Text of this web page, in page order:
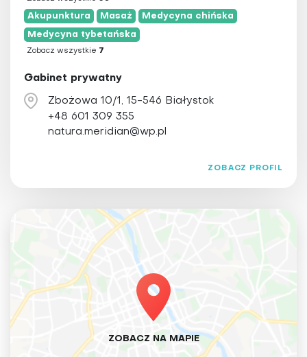
Akupunktura Masaż Medycyna chińska
Medycyna tybetańska
Zobacz wszystkie 7
Gabinet prywatny
Zbożowa 10/1, 15-546 Białystok
+48 601 309 355
natura.meridian@wp.pl
ZOBACZ PROFIL
ZOBACZ NA MAPIE